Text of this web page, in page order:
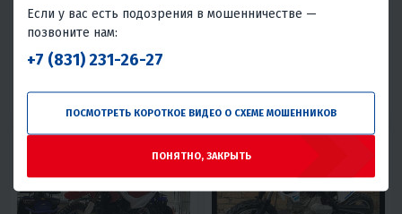
3 010 ₽ 2 880 ₽
В 1 КЛИК
4 540 ₽
Если у вас есть подозрения в мошенничестве —
позвоните нам:
+7 (831) 231-26-27
ПОСМОТРЕТЬ КОРОТКОЕ ВИДЕО О СХЕМЕ МОШЕННИКОВ
ПОНЯТНО, ЗАКРЫТЬ